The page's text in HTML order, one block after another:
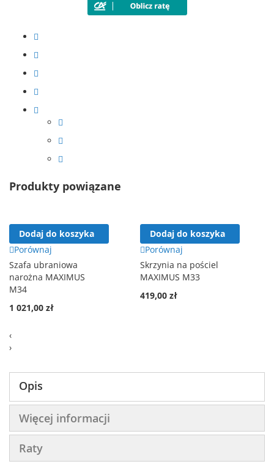
Produkty powiązane
Dodaj do koszyka
Porównaj
Szafa ubraniowa
narożna MAXIMUS
M34
1 021,00 zł
Dodaj do koszyka
Porównaj
Skrzynia na pościel
MAXIMUS M33
419,00 zł
‹
›
Opis
Więcej informacji
Raty